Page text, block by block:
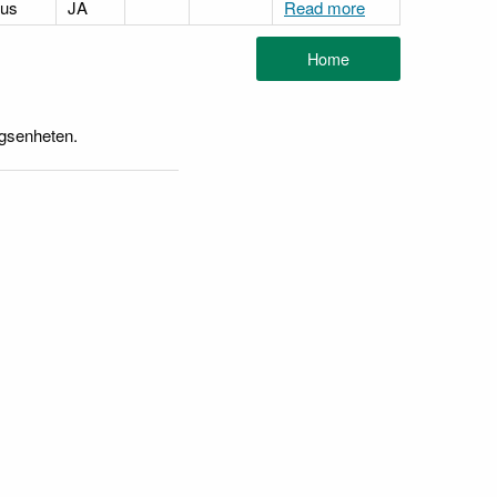
JA Read more